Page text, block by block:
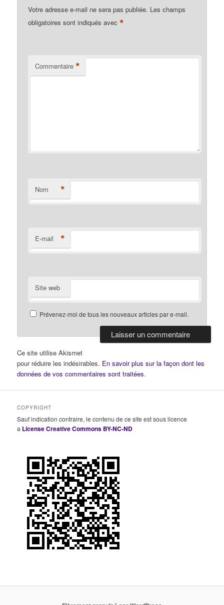
Votre adresse e-mail ne sera pas publiée. Les champs
obligatoires sont indiqués avec*
Commentaire *
Nom *
E-mail *
Site web
Prévenez-moi de tous les nouveaux articles par e-mail.
Ce site utilise Akismet
pour réduire les indésirables. En savoir plus sur la façon dont les
données de vos commentaires sont traitées.
COPYRIGHT
Sauf indication contraire, le contenu de ce site est sous licence
a License Creative Commons BY-NC-ND